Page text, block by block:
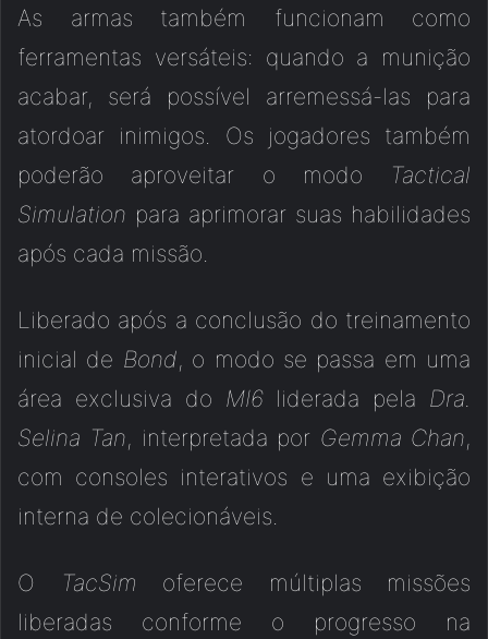
As armas também funcionam como
ferramentas versáteis: quando a munição
acabar, será possível arremessá-las para
atordoar inimigos. Os jogadores também
poderão aproveitar o modo
Tactical
Simulation para aprimorar suas habilidades
após cada missão.
Liberado após a conclusão do treinamento
inicial de Bond, o modo se passa em uma
área exclusiva do MI6liderada pela Dra.
Selina Tan, interpretada por Gemma Chan,
com consoles interativos e uma exibição
interna de colecionáveis.
O TacSim oferece múltiplas missões
liberadas conforme o progresso na